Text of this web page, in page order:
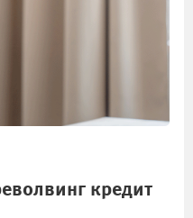
кредит